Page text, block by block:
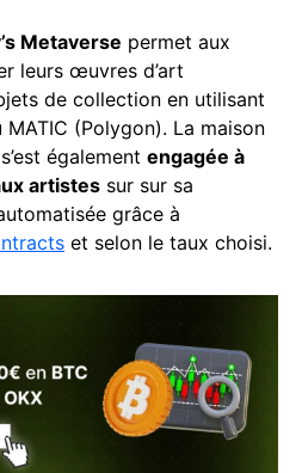
Metaverse permet aux
leurs œuvres d’art
de collection en utilisant
MATIC (Polygon). La maison
également engagée à
artistes sur sur sa
grâce à
et selon le taux choisi.